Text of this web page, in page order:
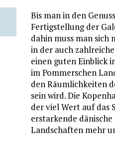
Bis man in den
Fertigstellung der
dahin muss man sich
in der auch
einen guten Einblick
im Pommerschen
den Räumlichkeiten
sein wird. Die
der viel Wert auf das
erstarkende
Landschaften mehr